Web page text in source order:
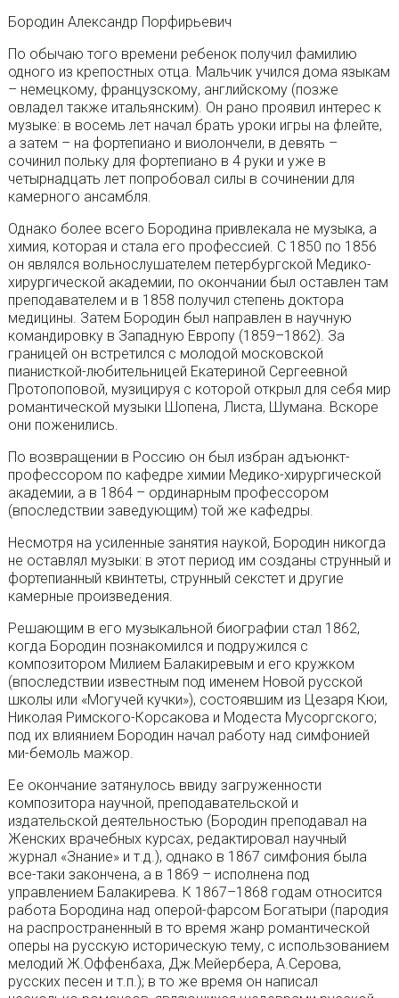
Бородин Александр Порфирьевич
По обычаю того времени ребенок получил фамилию
одного из крепостных отца. Мальчик учился дома языкам
– немецкому, французскому, английскому (позже
овладел также итальянским). Он рано проявил интерес к
музыке: в восемь лет начал брать уроки игры на флейте,
а затем – на фортепиано и виолончели, в девять –
сочинил польку для фортепиано в 4 руки и уже в
четырнадцать лет попробовал силы в сочинении для
камерного ансамбля.
Однако более всего Бородина привлекала не музыка, а
химия, которая и стала его профессией. С 1850 по 1856
он являлся вольнослушателем петербургской Медико-
хирургической академии, по окончании был оставлен там
преподавателем и в 1858 получил степень доктора
медицины. Затем Бородин был направлен в научную
командировку в Западную Европу (1859–1862). За
границей он встретился с молодой московской
пианисткой-любительницей Екатериной Сергеевной
Протопоповой, музицируя с которой открыл для себя мир
романтической музыки Шопена, Листа, Шумана. Вскоре
они поженились.
По возвращении в Россию он был избран адъюнкт-
профессором по кафедре химии Медико-хирургической
академии, а в 1864 – ординарным профессором
(впоследствии заведующим) той же кафедры.
Несмотря на усиленные занятия наукой, Бородин никогда
не оставлял музыки: в этот период им созданы струнный и
фортепианный квинтеты, струнный секстет и другие
камерные произведения.
Решающим в его музыкальной биографии стал 1862,
когда Бородин познакомился и подружился с
композитором Милием Балакиревым и его кружком
(впоследствии известным под именем Новой русской
школы или «Могучей кучки»), состоявшим из Цезаря Кюи,
Николая Римского-Корсакова и Модеста Мусоргского;
под их влиянием Бородин начал работу над симфонией
ми-бемоль мажор.
Ее окончание затянулось ввиду загруженности
композитора научной, преподавательской и
издательской деятельностью (Бородин преподавал на
Женских врачебных курсах, редактировал научный
журнал «Знание» и т.д.), однако в 1867 симфония была
все-таки закончена, а в 1869 – исполнена под
управлением Балакирева. К 1867–1868 годам относится
работа Бородина над оперой-фарсом Богатыри (пародия
на распространенный в то время жанр романтической
оперы на русскую историческую тему, с использованием
мелодий Ж.Оффенбаха, Дж.Мейербера, А.Серова,
русских песен и т.п.); в то же время он написал